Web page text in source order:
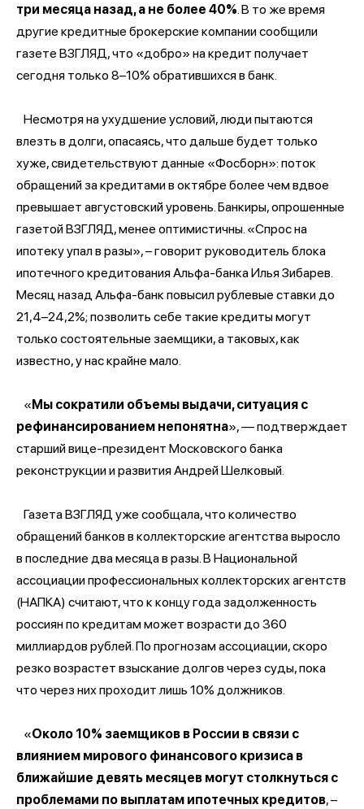
три месяца назад, а не более 40% . В то же время
другие кредитные брокерские компании сообщили
газете ВЗГЛЯД, что «добро» на кредит получает
сегодня только 8–10% обратившихся в банк.
Несмотря на ухудшение условий, люди пытаются
влезть в долги, опасаясь, что дальше будет только
хуже, свидетельствуют данные «Фосборн»: поток
обращений за кредитами в октябре более чем вдвое
превышает августовский уровень. Банкиры, опрошенные
газетой ВЗГЛЯД, менее оптимистичны. «Спрос на
ипотеку упал в разы», – говорит руководитель блока
ипотечного кредитования Альфа-банка Илья Зибарев.
Месяц назад Альфа-банк повысил рублевые ставки до
21,4–24,2%; позволить себе такие кредиты могут
только состоятельные заемщики, а таковых, как
известно, у нас крайне мало.
«Мы сократили объемы выдачи, ситуация с
рефинансированием непонятна», — подтверждает
старший вице-президент Московского банка
реконструкции и развития Андрей Шелковый.
Газета ВЗГЛЯД уже сообщала, что количество
обращений банков в коллекторские агентства выросло
в последние два месяца в разы. В Национальной
ассоциации профессиональных коллекторских агентств
(НАПКА) считают, что к концу года задолженность
россиян по кредитам может возрасти до 360
миллиардов рублей. По прогнозам ассоциации, скоро
резко возрастет взыскание долгов через суды, пока
что через них проходит лишь 10% должников.
«Около 10% заемщиков в России в связи с
влиянием мирового финансового кризиса в
ближайшие девять месяцев могут столкнуться с
проблемами по выплатам ипотечных кредитов, –